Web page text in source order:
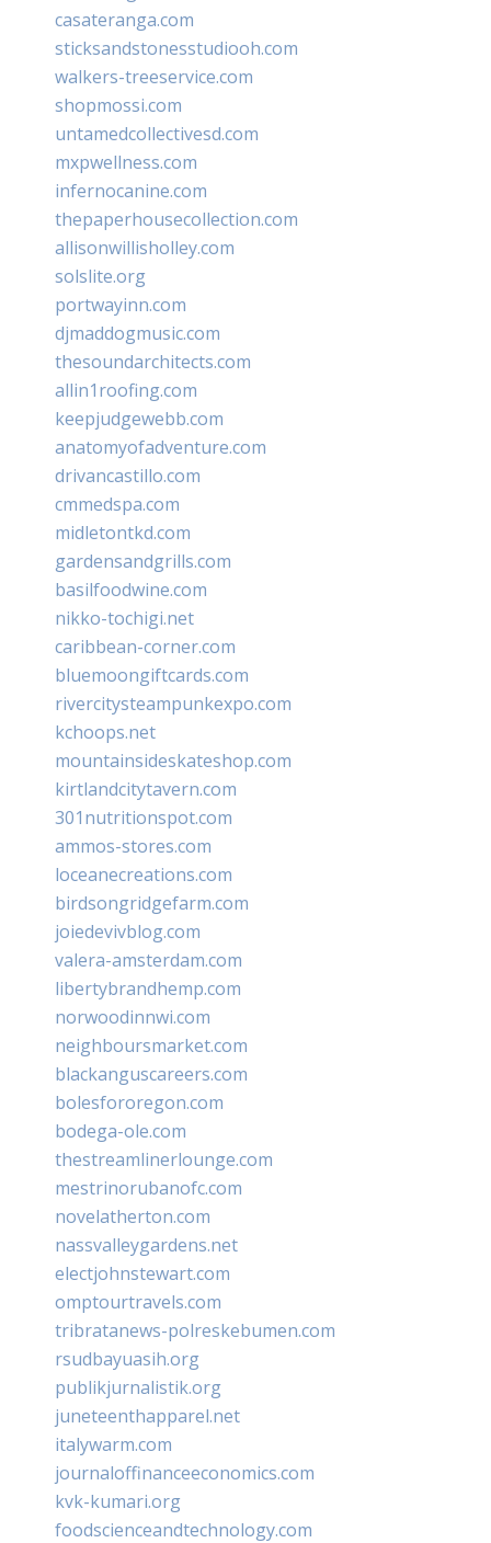
casateranga.com
sticksandstonesstudiooh.com
walkers-treeservice.com
shopmossi.com
untamedcollectivesd.com
mxpwellness.com
infernocanine.com
thepaperhousecollection.com
allisonwillisholley.com
solslite.org
portwayinn.com
djmaddogmusic.com
thesoundarchitects.com
allin1roofing.com
keepjudgewebb.com
anatomyofadventure.com
drivancastillo.com
cmmedspa.com
midletontkd.com
gardensandgrills.com
basilfoodwine.com
nikko-tochigi.net
caribbean-corner.com
bluemoongiftcards.com
rivercitysteampunkexpo.com
kchoops.net
mountainsideskateshop.com
kirtlandcitytavern.com
301nutritionspot.com
ammos-stores.com
loceanecreations.com
birdsongridgefarm.com
joiedevivblog.com
valera-amsterdam.com
libertybrandhemp.com
norwoodinnwi.com
neighboursmarket.com
blackanguscareers.com
bolesfororegon.com
bodega-ole.com
thestreamlinerlounge.com
mestrinorubanofc.com
novelatherton.com
nassvalleygardens.net
electjohnstewart.com
omptourtravels.com
tribratanews-polreskebumen.com
rsudbayuasih.org
publikjurnalistik.org
juneteenthapparel.net
italywarm.com
journaloffinanceeconomics.com
kvk-kumari.org
foodscienceandtechnology.com